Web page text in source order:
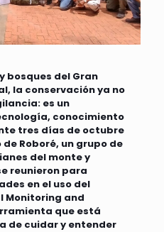
bosques del Gran
la conservación ya no
es un
conocimiento
tres días de octubre
Roboré, un grupo de
del monte y
reunieron para
en el uso del
Monitoring and
que está
de cuidar y entender